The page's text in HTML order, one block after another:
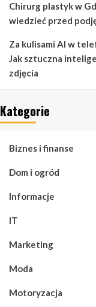
Chirurg plastyk w
wiedzieć przed
Za kulisami AI w
Jak sztuczna
zdjęcia
Kategorie
Biznes i finanse
Dom i ogród
Informacje
IT
Marketing
Moda
Motoryzacja